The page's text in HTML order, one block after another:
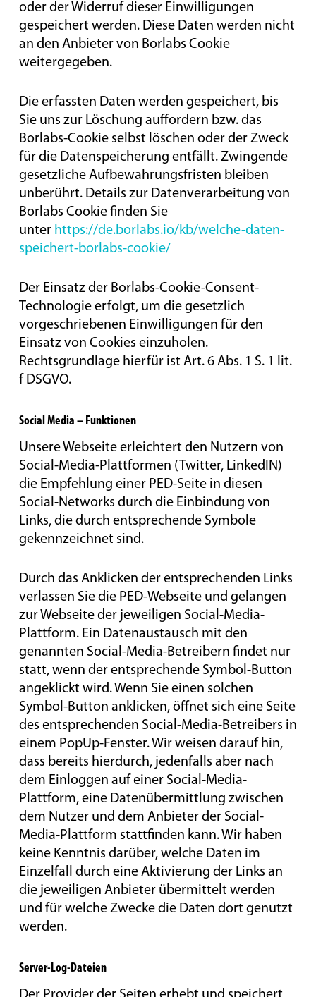
oder der Widerruf dieser Einwilligungen
gespeichert werden. Diese Daten werden nicht
an den Anbieter von Borlabs Cookie
weitergegeben.
Die erfassten Daten werden gespeichert, bis
Sie uns zur Löschung auffordern bzw. das
Borlabs-Cookie selbst löschen oder der Zweck
für die Datenspeicherung entfällt. Zwingende
gesetzliche Aufbewahrungsfristen bleiben
unberührt. Details zur Datenverarbeitung von
Borlabs Cookie finden Sie
unter https://de.borlabs.io/kb/welche-daten-
speichert-borlabs-cookie/
Der Einsatz der Borlabs-Cookie-Consent-
Technologie erfolgt, um die gesetzlich
vorgeschriebenen Einwilligungen für den
Einsatz von Cookies einzuholen.
Rechtsgrundlage hierfür ist Art. 6 Abs. 1 S. 1 lit.
f DSGVO.
Social Media – Funktionen
Unsere Webseite erleichtert den Nutzern von
Social-Media-Plattformen (Twitter, LinkedIN)
die Empfehlung einer PED-Seite in diesen
Social-Networks durch die Einbindung von
Links, die durch entsprechende Symbole
gekennzeichnet sind.
Durch das Anklicken der entsprechenden Links
verlassen Sie die PED-Webseite und gelangen
zur Webseite der jeweiligen Social-Media-
Plattform. Ein Datenaustausch mit den
genannten Social-Media-Betreibern findet nur
statt, wenn der entsprechende Symbol-Button
angeklickt wird. Wenn Sie einen solchen
Symbol-Button anklicken, öffnet sich eine Seite
des entsprechenden Social-Media-Betreibers in
einem PopUp-Fenster. Wir weisen darauf hin,
dass bereits hierdurch, jedenfalls aber nach
dem Einloggen auf einer Social-Media-
Plattform, eine Datenübermittlung zwischen
dem Nutzer und dem Anbieter der Social-
Media-Plattform stattfinden kann. Wir haben
keine Kenntnis darüber, welche Daten im
Einzelfall durch eine Aktivierung der Links an
die jeweiligen Anbieter übermittelt werden
und für welche Zwecke die Daten dort genutzt
werden.
Server-Log-Dateien